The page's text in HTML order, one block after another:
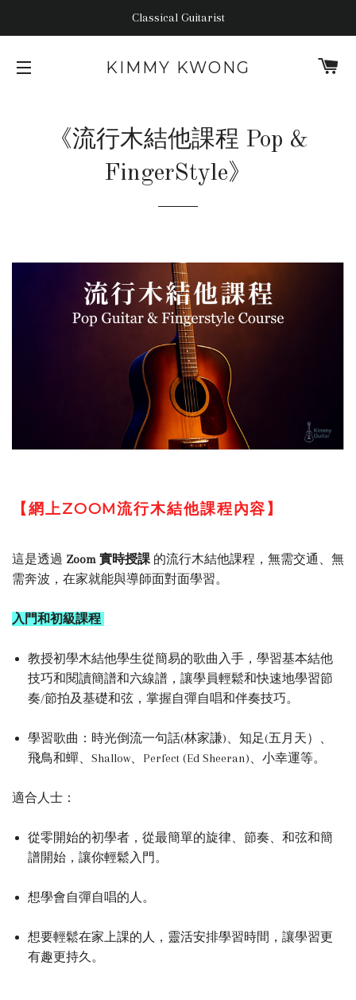
Classical Guitarist
KIMMY KWONG
《流行木結他課程 Pop &
FingerStyle》
【網上ZOOM流行木結他課程內容】
這是透過 Zoom 實時授課 的流行木結他課程 ，無需交通、無
需奔波，在家就能與導師面對面學習。
入門和初級課程
教授初學木結他學生從簡易的歌曲入手，學習基本結他
技巧和閱讀簡譜和六線譜，讓學員輕鬆和快速地學習節
奏/節拍及基礎和弦，掌握自彈自唱和伴奏技巧。
學習歌曲：時光倒流一句話(林家謙)、知足(五月天）、
飛鳥和蟬、Shallow、Perfect (Ed Sheeran)、小幸運等。
適合人士：
從零開始的初學者，從最簡單的旋律、節奏、和弦和簡
譜開始，讓你輕鬆入門。
想學會自彈自唱的人。
想要輕鬆在家上課的人， 靈活安排學習時間，讓學習更
有趣更持久。